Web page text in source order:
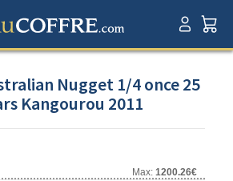
Nugget 1/4 once 25
Kangourou 2011
Max: 1200.26€